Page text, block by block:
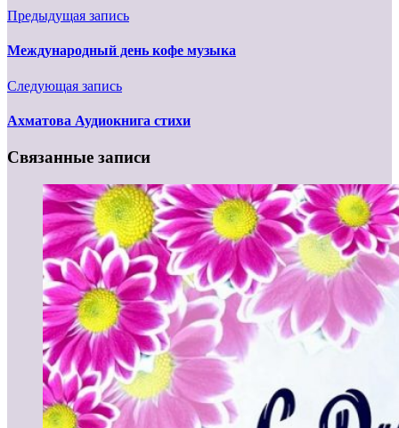
Предыдущая запись
Международный день кофе музыка
Следующая запись
Ахматова Аудиокнига стихи
Связанные записи